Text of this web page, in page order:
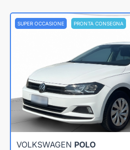
SUPER OCCASIONE PRONTA CONSEGNA
VOLKSWAGEN POLO